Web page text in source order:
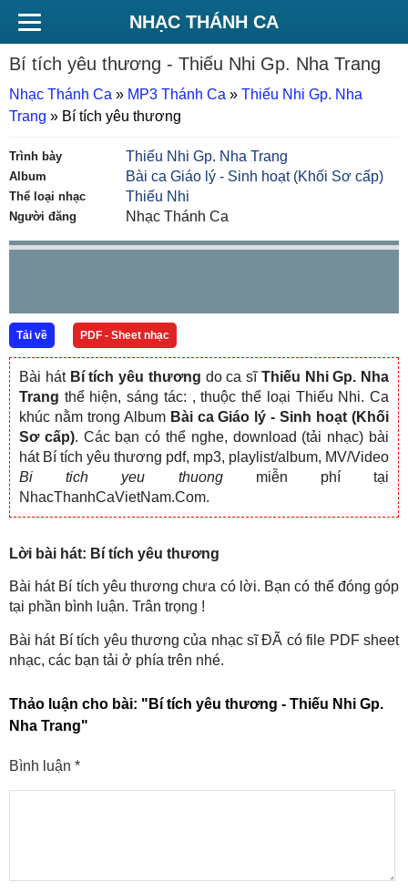
NHẠC THÁNH CA
Bí tích yêu thương - Thiếu Nhi Gp. Nha Trang
Nhạc Thánh Ca » MP3 Thánh Ca » Thiếu Nhi Gp. Nha
Trang » Bí tích yêu thương
Trình bày Thiếu Nhi Gp. Nha Trang
Album Bài ca Giáo lý - Sinh hoạt (Khối Sơ cấp)
Thể loại nhạc Thiếu Nhi
Người đăng Nhạc Thánh Ca
Tải về PDF - Sheet nhạc
Bài hát Bí tích yêu thương do ca sĩ Thiếu Nhi Gp. Nha
Trang thể hiện, sáng tác: , thuộc thể loại Thiếu Nhi. Ca
khúc nằm trong Album Bài ca Giáo lý - Sinh hoạt (Khối
Sơ cấp). Các bạn có thể nghe, download (tải nhạc) bài
hát Bí tích yêu thương pdf, mp3, playlist/album, MV/Video
Bi tich yeu thuongmiễn phí tại
NhacThanhCaVietNam.Com.
Lời bài hát: Bí tích yêu thương
Bài hát Bí tích yêu thương chưa có lời. Bạn có thể đóng góp
tại phần bình luận. Trân trọng !
Bài hát Bí tích yêu thương của nhạc sĩ ĐÃ có file PDF sheet
nhạc, các bạn tải ở phía trên nhé.
Thảo luận cho bài: "Bí tích yêu thương - Thiếu Nhi Gp.
Nha Trang"
Bình luận *